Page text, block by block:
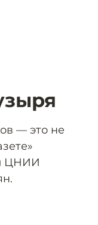
— это не
ЦНИИ